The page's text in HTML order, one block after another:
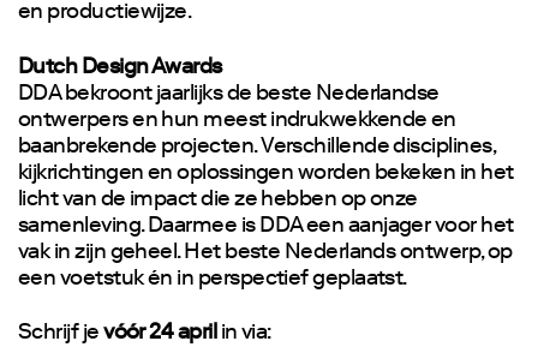
en productiewijze.
Dutch Design Awards
DDA bekroont jaarlijks de beste Nederlandse
ontwerpers en hun meest indrukwekkende en
baanbrekende projecten. Verschillende disciplines,
kijkrichtingen en oplossingen worden bekeken in het
licht van de impact die ze hebben op onze
samenleving. Daarmee is DDA een aanjager voor het
vak in zijn geheel. Het beste Nederlands ontwerp, op
een voetstuk én in perspectief geplaatst.
Schrijf jevóór 24 april in via: